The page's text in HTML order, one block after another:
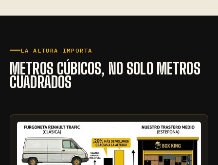
LA ALTURA IMPORTA
METROS CÚBICOS, NO SOLO METROS
CUADRADOS